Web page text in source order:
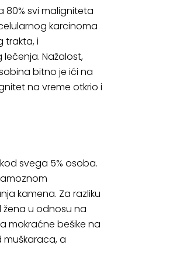
80% svi maligniteta
karcinoma
trakta, i
Nažalost,
bitno je ići na
na vreme otkrio i
svega 5% osoba.
kamena. Za razliku
žena u odnosu na
mokraćne bešike na
muškaraca, a